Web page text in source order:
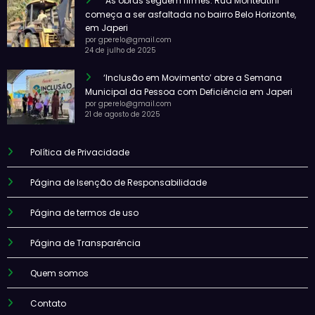
começa a ser asfaltada no bairro Belo Horizonte,
em Japeri
por gperelo@gmail.com
24 de julho de 2025
‘Inclusão em Movimento’ abre a Semana
Municipal da Pessoa com Deficiência em Japeri
por gperelo@gmail.com
21 de agosto de 2025
Política de Privacidade
Página de Isenção de Responsabilidade
Página de termos de uso
Página de Transparência
Quem somos
Contato